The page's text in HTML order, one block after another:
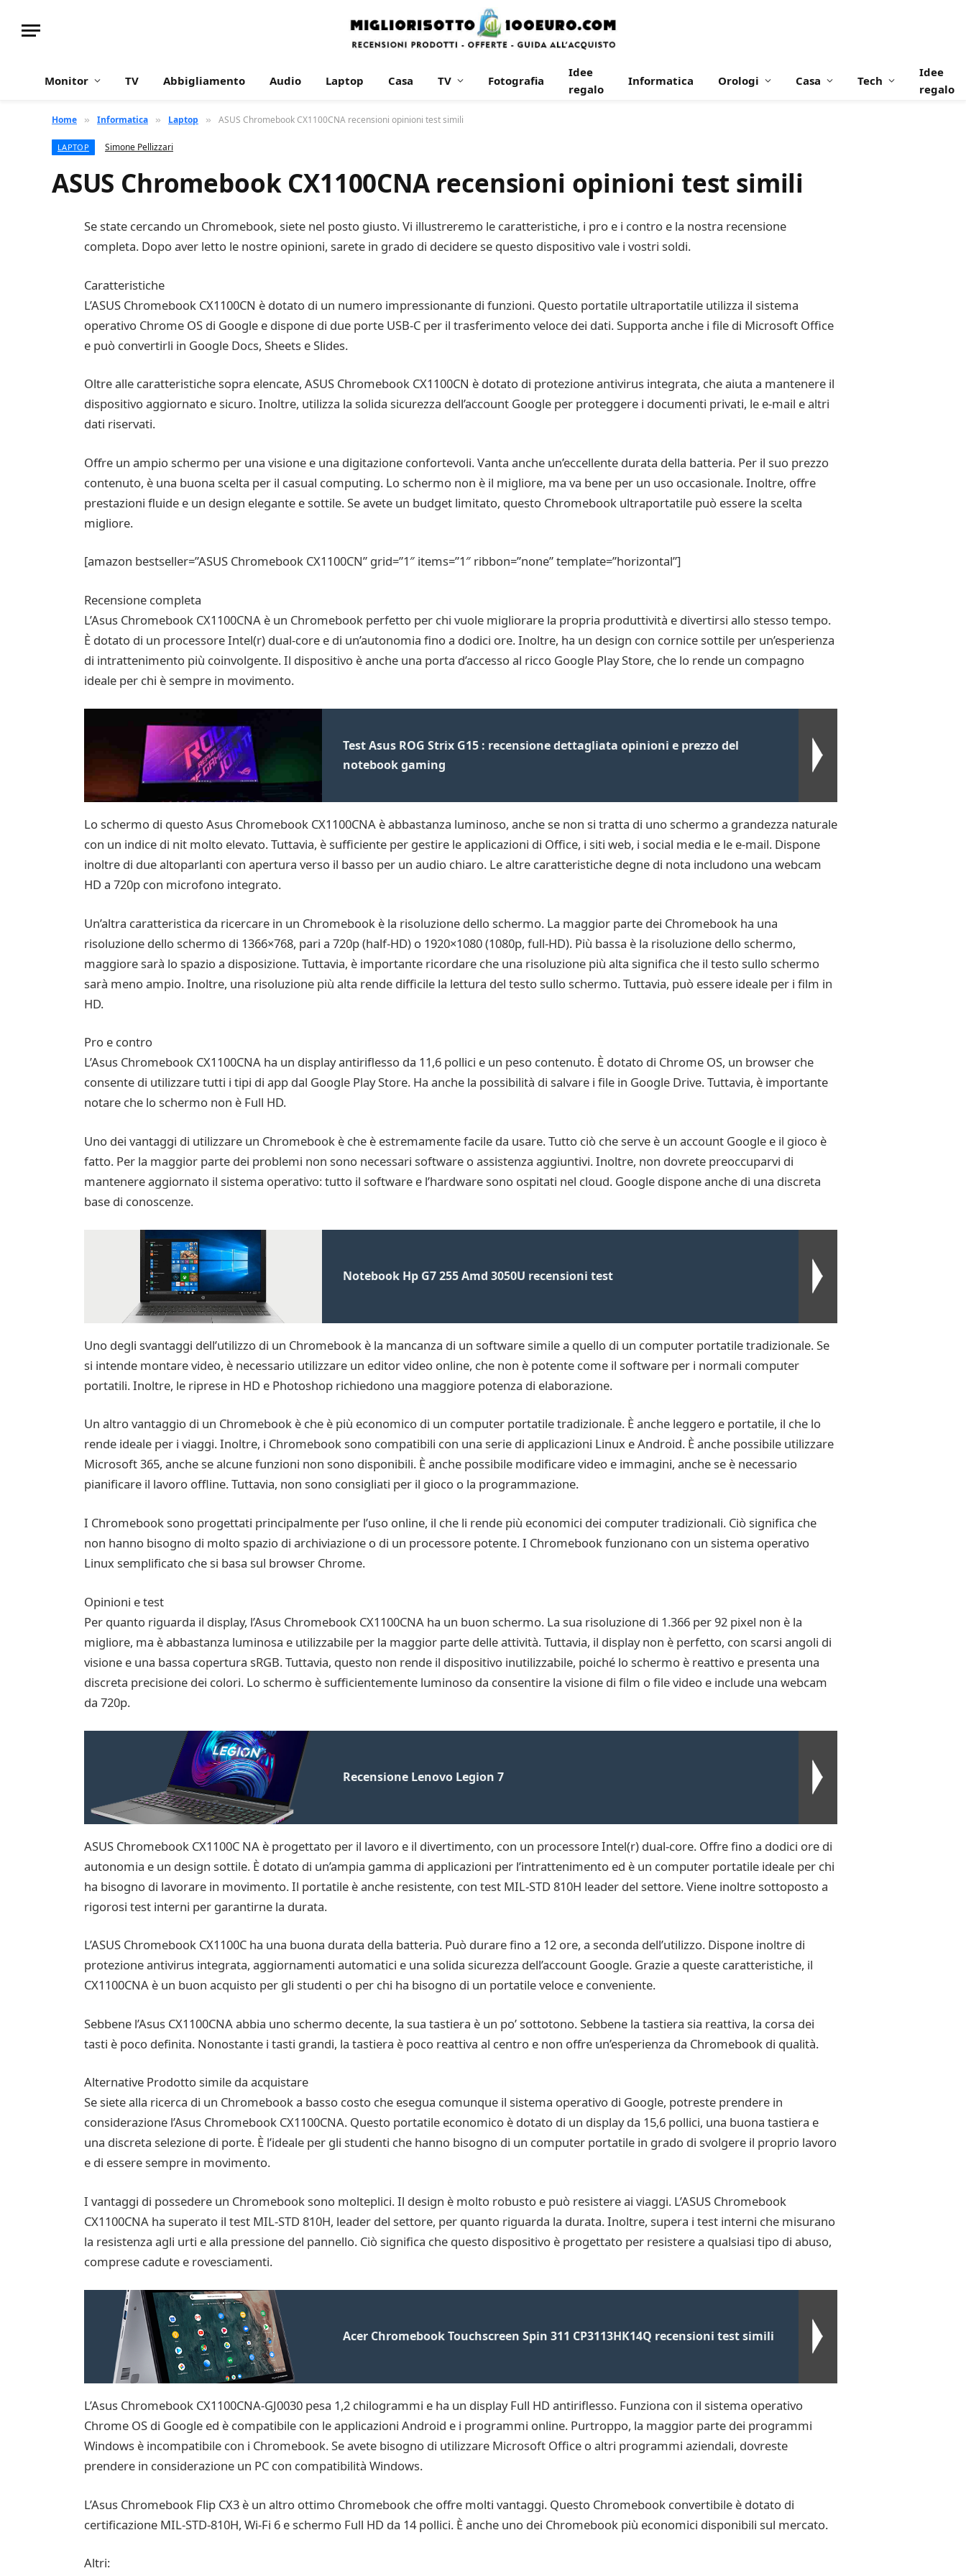
Monitor TV Abbigliamento Audio Laptop Casa TV Fotografia
Idee
regalo
Informatica Orologi Casa Tech
Idee
regalo
Home » Informatica » Laptop » ASUS Chromebook CX1100CNA recensioni opinioni test simili
LAPTOP Simone Pellizzari
ASUS Chromebook CX1100CNA recensioni opinioni test simili
Se state cercando un Chromebook, siete nel posto giusto. Vi illustreremo le caratteristiche, i pro e i contro e la nostra recensione
completa. Dopo aver letto le nostre opinioni, sarete in grado di decidere se questo dispositivo vale i vostri soldi.
Caratteristiche
L’ASUS Chromebook CX1100CN è dotato di un numero impressionante di funzioni. Questo portatile ultraportatile utilizza il sistema
operativo Chrome OS di Google e dispone di due porte USB-C per il trasferimento veloce dei dati. Supporta anche i file di Microsoft Office
e può convertirli in Google Docs, Sheets e Slides.
Oltre alle caratteristiche sopra elencate, ASUS Chromebook CX1100CN è dotato di protezione antivirus integrata, che aiuta a mantenere il
dispositivo aggiornato e sicuro. Inoltre, utilizza la solida sicurezza dell’account Google per proteggere i documenti privati, le e-mail e altri
dati riservati.
Offre un ampio schermo per una visione e una digitazione confortevoli. Vanta anche un’eccellente durata della batteria. Per il suo prezzo
contenuto, è una buona scelta per il casual computing. Lo schermo non è il migliore, ma va bene per un uso occasionale. Inoltre, offre
prestazioni fluide e un design elegante e sottile. Se avete un budget limitato, questo Chromebook ultraportatile può essere la scelta
migliore.
[amazon bestseller=”ASUS Chromebook CX1100CN” grid=”1″ items=”1″ ribbon=”none” template=”horizontal”]
Recensione completa
L’Asus Chromebook CX1100CNA è un Chromebook perfetto per chi vuole migliorare la propria produttività e divertirsi allo stesso tempo.
È dotato di un processore Intel(r) dual-core e di un’autonomia fino a dodici ore. Inoltre, ha un design con cornice sottile per un’esperienza
di intrattenimento più coinvolgente. Il dispositivo è anche una porta d’accesso al ricco Google Play Store, che lo rende un compagno
ideale per chi è sempre in movimento.
Test Asus ROG Strix G15 : recensione dettagliata opinioni e prezzo del
notebook gaming
Lo schermo di questo Asus Chromebook CX1100CNA è abbastanza luminoso, anche se non si tratta di uno schermo a grandezza naturale
con un indice di nit molto elevato. Tuttavia, è sufficiente per gestire le applicazioni di Office, i siti web, i social media e le e-mail. Dispone
inoltre di due altoparlanti con apertura verso il basso per un audio chiaro. Le altre caratteristiche degne di nota includono una webcam
HD a 720p con microfono integrato.
Un’altra caratteristica da ricercare in un Chromebook è la risoluzione dello schermo. La maggior parte dei Chromebook ha una
risoluzione dello schermo di 1366×768, pari a 720p (half-HD) o 1920×1080 (1080p, full-HD). Più bassa è la risoluzione dello schermo,
maggiore sarà lo spazio a disposizione. Tuttavia, è importante ricordare che una risoluzione più alta significa che il testo sullo schermo
sarà meno ampio. Inoltre, una risoluzione più alta rende difficile la lettura del testo sullo schermo. Tuttavia, può essere ideale per i film in
HD.
Pro e contro
L’Asus Chromebook CX1100CNA ha un display antiriflesso da 11,6 pollici e un peso contenuto. È dotato di Chrome OS, un browser che
consente di utilizzare tutti i tipi di app dal Google Play Store. Ha anche la possibilità di salvare i file in Google Drive. Tuttavia, è importante
notare che lo schermo non è Full HD.
Uno dei vantaggi di utilizzare un Chromebook è che è estremamente facile da usare. Tutto ciò che serve è un account Google e il gioco è
fatto. Per la maggior parte dei problemi non sono necessari software o assistenza aggiuntivi. Inoltre, non dovrete preoccuparvi di
mantenere aggiornato il sistema operativo: tutto il software e l’hardware sono ospitati nel cloud. Google dispone anche di una discreta
base di conoscenze.
Notebook Hp G7 255 Amd 3050U recensioni test
Uno degli svantaggi dell’utilizzo di un Chromebook è la mancanza di un software simile a quello di un computer portatile tradizionale. Se
si intende montare video, è necessario utilizzare un editor video online, che non è potente come il software per i normali computer
portatili. Inoltre, le riprese in HD e Photoshop richiedono una maggiore potenza di elaborazione.
Un altro vantaggio di un Chromebook è che è più economico di un computer portatile tradizionale. È anche leggero e portatile, il che lo
rende ideale per i viaggi. Inoltre, i Chromebook sono compatibili con una serie di applicazioni Linux e Android. È anche possibile utilizzare
Microsoft 365, anche se alcune funzioni non sono disponibili. È anche possibile modificare video e immagini, anche se è necessario
pianificare il lavoro offline. Tuttavia, non sono consigliati per il gioco o la programmazione.
I Chromebook sono progettati principalmente per l’uso online, il che li rende più economici dei computer tradizionali. Ciò significa che
non hanno bisogno di molto spazio di archiviazione o di un processore potente. I Chromebook funzionano con un sistema operativo
Linux semplificato che si basa sul browser Chrome.
Opinioni e test
Per quanto riguarda il display, l’Asus Chromebook CX1100CNA ha un buon schermo. La sua risoluzione di 1.366 per 92 pixel non è la
migliore, ma è abbastanza luminosa e utilizzabile per la maggior parte delle attività. Tuttavia, il display non è perfetto, con scarsi angoli di
visione e una bassa copertura sRGB. Tuttavia, questo non rende il dispositivo inutilizzabile, poiché lo schermo è reattivo e presenta una
discreta precisione dei colori. Lo schermo è sufficientemente luminoso da consentire la visione di film o file video e include una webcam
da 720p.
Recensione Lenovo Legion 7
ASUS Chromebook CX1100C NA è progettato per il lavoro e il divertimento, con un processore Intel(r) dual-core. Offre fino a dodici ore di
autonomia e un design sottile. È dotato di un’ampia gamma di applicazioni per l’intrattenimento ed è un computer portatile ideale per chi
ha bisogno di lavorare in movimento. Il portatile è anche resistente, con test MIL-STD 810H leader del settore. Viene inoltre sottoposto a
rigorosi test interni per garantirne la durata.
L’ASUS Chromebook CX1100C ha una buona durata della batteria. Può durare fino a 12 ore, a seconda dell’utilizzo. Dispone inoltre di
protezione antivirus integrata, aggiornamenti automatici e una solida sicurezza dell’account Google. Grazie a queste caratteristiche, il
CX1100CNA è un buon acquisto per gli studenti o per chi ha bisogno di un portatile veloce e conveniente.
Sebbene l’Asus CX1100CNA abbia uno schermo decente, la sua tastiera è un po’ sottotono. Sebbene la tastiera sia reattiva, la corsa dei
tasti è poco definita. Nonostante i tasti grandi, la tastiera è poco reattiva al centro e non offre un’esperienza da Chromebook di qualità.
Alternative Prodotto simile da acquistare
Se siete alla ricerca di un Chromebook a basso costo che esegua comunque il sistema operativo di Google, potreste prendere in
considerazione l’Asus Chromebook CX1100CNA. Questo portatile economico è dotato di un display da 15,6 pollici, una buona tastiera e
una discreta selezione di porte. È l’ideale per gli studenti che hanno bisogno di un computer portatile in grado di svolgere il proprio lavoro
e di essere sempre in movimento.
I vantaggi di possedere un Chromebook sono molteplici. Il design è molto robusto e può resistere ai viaggi. L’ASUS Chromebook
CX1100CNA ha superato il test MIL-STD 810H, leader del settore, per quanto riguarda la durata. Inoltre, supera i test interni che misurano
la resistenza agli urti e alla pressione del pannello. Ciò significa che questo dispositivo è progettato per resistere a qualsiasi tipo di abuso,
comprese cadute e rovesciamenti.
Acer Chromebook Touchscreen Spin 311 CP3113HK14Q recensioni test simili
L’Asus Chromebook CX1100CNA-GJ0030 pesa 1,2 chilogrammi e ha un display Full HD antiriflesso. Funziona con il sistema operativo
Chrome OS di Google ed è compatibile con le applicazioni Android e i programmi online. Purtroppo, la maggior parte dei programmi
Windows è incompatibile con i Chromebook. Se avete bisogno di utilizzare Microsoft Office o altri programmi aziendali, dovreste
prendere in considerazione un PC con compatibilità Windows.
L’Asus Chromebook Flip CX3 è un altro ottimo Chromebook che offre molti vantaggi. Questo Chromebook convertibile è dotato di
certificazione MIL-STD-810H, Wi-Fi 6 e schermo Full HD da 14 pollici. È anche uno dei Chromebook più economici disponibili sul mercato.
Altri: